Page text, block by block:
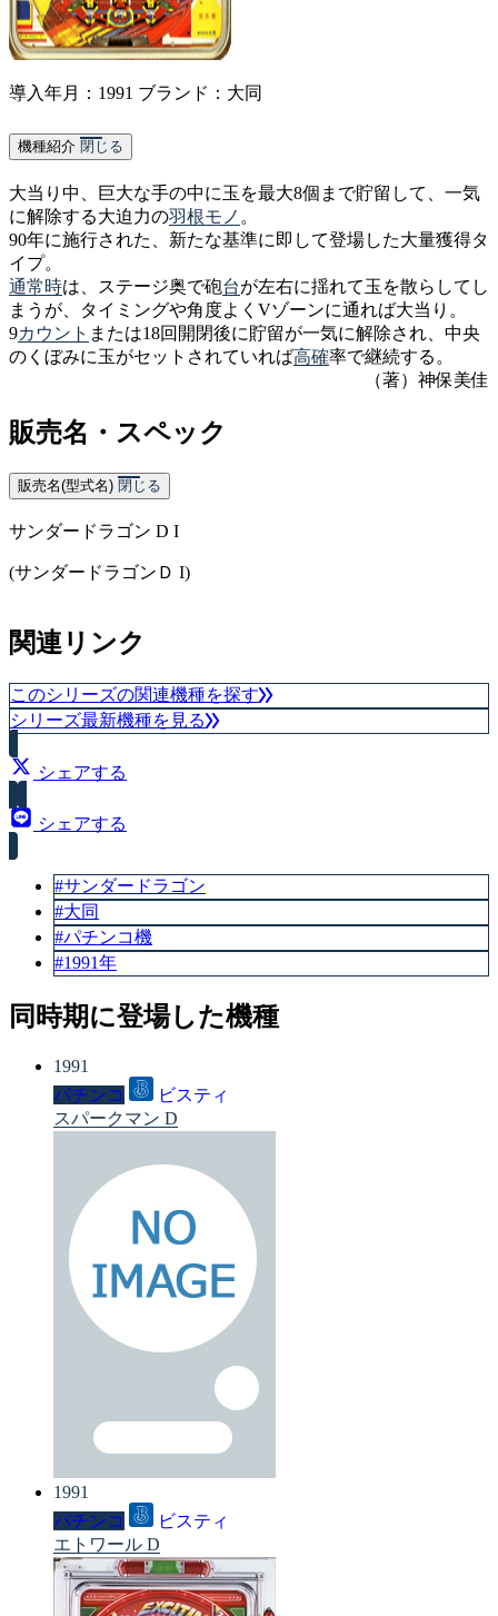
導入年月：1991 ブランド：大同
機種紹介 閉じる
大当り中、巨大な手の中に玉を最大8個まで貯留して、一気
に解除する大迫力の羽根モノ 。
90年に施行された、新たな基準に即して登場した大量獲得タ
イプ。
通常時は、ステージ奥で砲台が左右に揺れて玉を散らしてし
まうが、タイミングや角度よくVゾーンに通れば大当り。
9カウント または18回開閉後に貯留が一気に解除され、中央
のくぼみに玉がセットされていれば高確率で継続する。
（著）神保美佳
販売名・スペック
販売名(型式名) 閉じる
サンダードラゴン D I
(サンダードラゴンＤ I)
関連リンク
このシリーズの関連機種を探す
シリーズ最新機種を見る
シェアする
シェアする
#サンダードラゴン
#大同
#パチンコ機
#1991年
同時期に登場した機種
1991
パチンコ
ビスティ
スパークマン D
1991
パチンコ
ビスティ
エトワール D